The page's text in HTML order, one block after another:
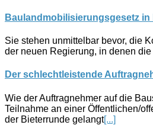
Baulandmobilisierungsgesetz in
Sie stehen unmittelbar bevor, die
der neuen Regierung, in denen
Der schlechtleistende
Wie der Auftragnehmer auf die
Teilnahme an einer Öffentlichen/
der Bieterrunde gelangt[...]